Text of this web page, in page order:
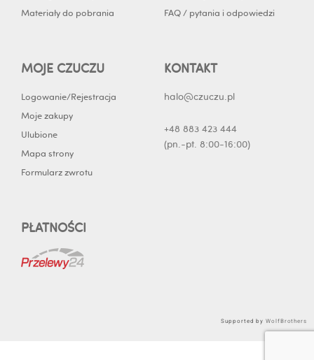
Materiały do pobrania
FAQ / pytania i odpowiedzi
MOJE CZUCZU
Logowanie/Rejestracja
Moje zakupy
Ulubione
Mapa strony
Formularz zwrotu
KONTAKT
halo@czuczu.pl
+48 883 423 444
(pn.-pt. 8:00-16:00)
PŁATNOŚCI
Supported byWolfBrothers